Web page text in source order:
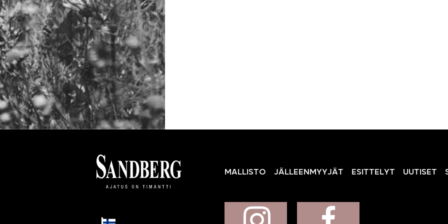
MALLISTO JÄLLEENMYYJÄT ESITTELYT UUTISET